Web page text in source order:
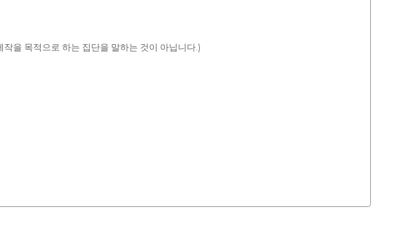
을 목적으로 하는 집단을 말하는 것이 아닙니다.)